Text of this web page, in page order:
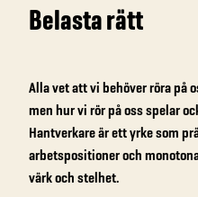
Belasta rätt
Alla vet att vi behöver röra på
men hur vi rör på oss spelar
Hantverkare är ett yrke som
arbetspositioner och
värk och stelhet.